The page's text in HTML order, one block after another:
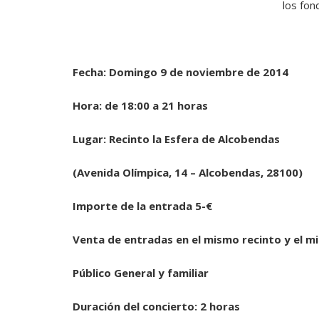
los
Fecha: Domingo 9 de noviembre de 2014
Hora: de 18:00 a 21 horas
Lugar: Recinto la Esfera de Alcobendas
(Avenida Olímpica, 14 – Alcobendas, 28100)
Importe de la entrada 5-€
Venta de entradas en el mismo recinto y el
Público General y familiar
Duración del concierto: 2 horas